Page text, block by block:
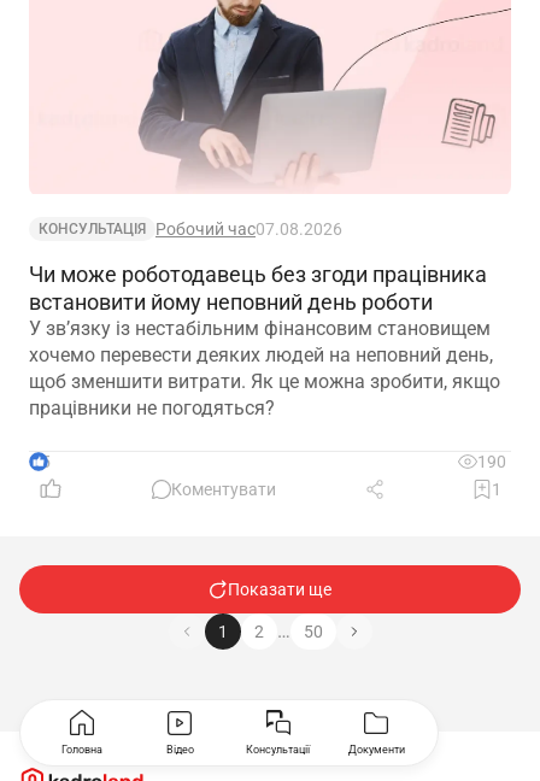
КОНСУЛЬТАЦІЯ Робочий час07.08.2026
Чи може роботодавець без згоди працівника
встановити йому неповний день роботи
У зв’язку із нестабільним фінансовим становищем
хочемо перевести деяких людей на неповний день,
щоб зменшити витрати. Як це можна зробити, якщо
працівники не погодяться?
5
190
Коментувати
1
Показати ще
1 2 … 50
Головна Відео Консультації Документи